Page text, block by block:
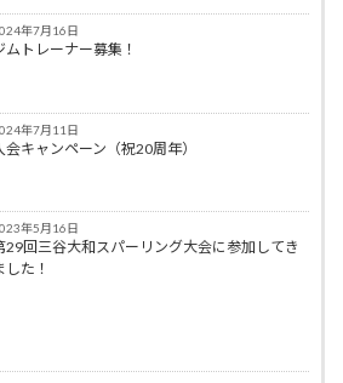
年7月16日
ムトレーナー募集！
年7月11日
会キャンペーン（祝20周年）
年5月16日
29回三谷大和スパーリング大会に参加してき
した！